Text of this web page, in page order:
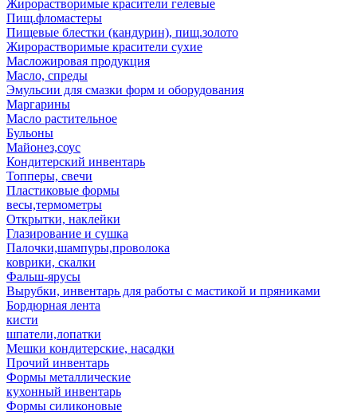
Жирорастворимые красители гелевые
Пищ.фломастеры
Пищевые блестки (кандурин), пищ.золото
Жирорастворимые красители сухие
Масложировая продукция
Масло, спреды
Эмульсии для смазки форм и оборудования
Маргарины
Масло растительное
Бульоны
Майонез,соус
Кондитерский инвентарь
Топперы, свечи
Пластиковые формы
весы,термометры
Открытки, наклейки
Глазирование и сушка
Палочки,шампуры,проволока
коврики, скалки
Фальш-ярусы
Вырубки, инвентарь для работы с мастикой и пряниками
Бордюрная лента
кисти
шпатели,лопатки
Мешки кондитерские, насадки
Прочий инвентарь
Формы металлические
кухонный инвентарь
Формы силиконовые